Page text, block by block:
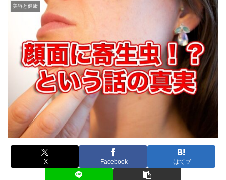
美容と健康
X Facebook はてブ